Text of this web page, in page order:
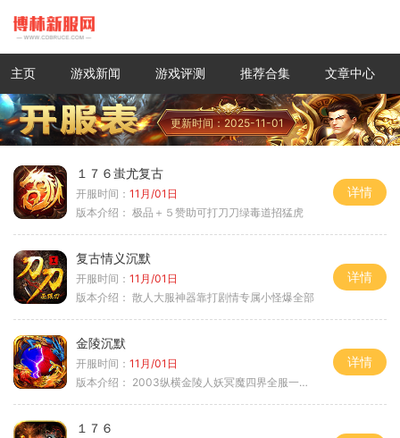
主页 游戏新闻 游戏评测 推荐合集 文章中心
更新时间：2025-11-01
１７６蚩尤复古
开服时间： 11月/01日
版本介绍： 极品＋５赞助可打刀刀绿毒道招猛虎
详情
复古情义沉默
开服时间： 11月/01日
版本介绍： 散人大服神器靠打剧情专属小怪爆全部
详情
金陵沉默
开服时间： 11月/01日
版本介绍： 2003纵横金陵人妖冥魔四界全服一切靠
详情
１７６